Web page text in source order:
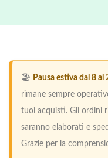
🏖️ Pausa estiva dal 8
rimane sempre
tuoi acquisti. Gli ordini
saranno elaborati e
Grazie per la